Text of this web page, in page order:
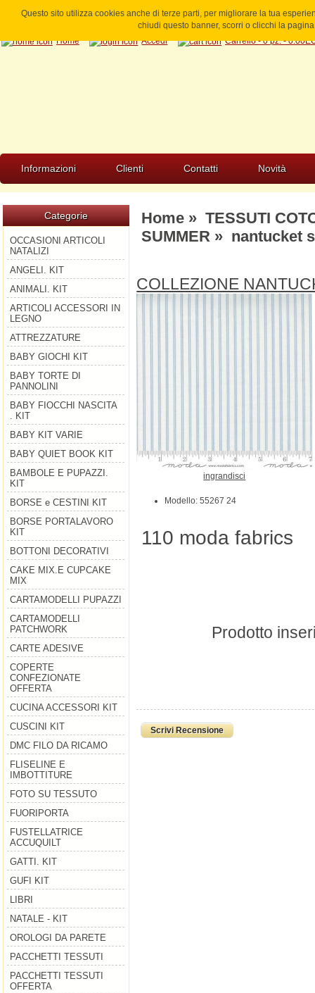
Questo sito utilizza cookies anche di terze parti, per migliorare la tua
chiudi questo banner, scorri o clicchi la
Home
Accedi Carrello - 0 pz. -
Informazioni Clienti Contatti Novità
Categorie
OCCASIONI ARTICOLI
NATALIZI
ANGELI. KIT
ANIMALI. KIT
ARTICOLI ACCESSORI IN
LEGNO
ATTREZZATURE
BABY GIOCHI KIT
BABY TORTE DI
PANNOLINI
BABY FIOCCHI NASCITA
. KIT
BABY KIT VARIE
BABY QUIET BOOK KIT
BAMBOLE E PUPAZZI.
KIT
BORSE e CESTINI KIT
BORSE PORTALAVORO
KIT
BOTTONI DECORATIVI
CAKE MIX.E CUPCAKE
MIX
CARTAMODELLI PUPAZZI
CARTAMODELLI
PATCHWORK
CARTE ADESIVE
COPERTE
CONFEZIONATE
OFFERTA
CUCINA ACCESSORI KIT
CUSCINI KIT
DMC FILO DA RICAMO
FLISELINE E
IMBOTTITURE
FOTO SU TESSUTO
FUORIPORTA
FUSTELLATRICE
ACCUQUILT
GATTI. KIT
GUFI KIT
LIBRI
NATALE - KIT
OROLOGI DA PARETE
PACCHETTI TESSUTI
PACCHETTI TESSUTI
OFFERTA
Home» TESSUTI
SUMMER » nantucket
COLLEZIONE
ingrandisci
Modello: 55267 24
110 moda fabrics
Scrivi Recensione
Prodotto